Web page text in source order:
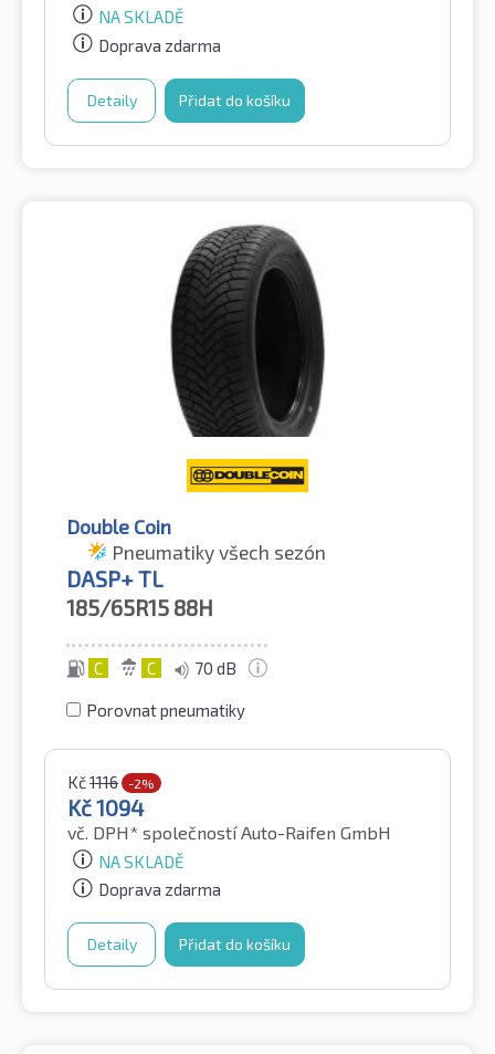
NA SKLADĚ
Doprava zdarma
Detaily Přidat do košíku
Double Coin
Pneumatiky všech sezón
DASP+ TL
185/65R15 88H
C C 70 dB
Porovnat pneumatiky
Kč1116 -2%
Kč1094
vč. DPH* společností Auto-Raifen GmbH
NA SKLADĚ
Doprava zdarma
Detaily Přidat do košíku